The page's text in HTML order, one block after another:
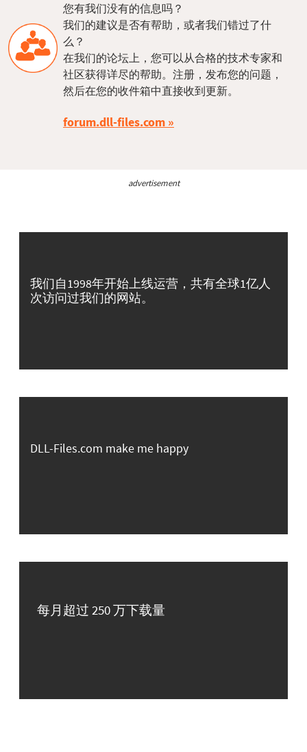
您有我们没有的信息吗？
我们的建议是否有帮助，或者我们错过了什
么？
在我们的论坛上，您可以从合格的技术专家和
社区获得详尽的帮助。注册，发布您的问题，
然后在您的收件箱中直接收到更新。
forum.dll-files.com
advertisement
我们自1998年开始上线运营，共有全球1亿人
次访问过我们的网站。
DLL-Files.com make me happy
每月超过 250 万下载量